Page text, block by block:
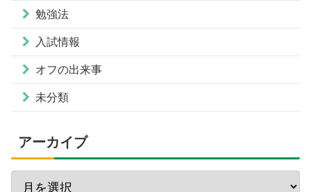
勉強法
入試情報
オフの出来事
未分類
アーカイブ